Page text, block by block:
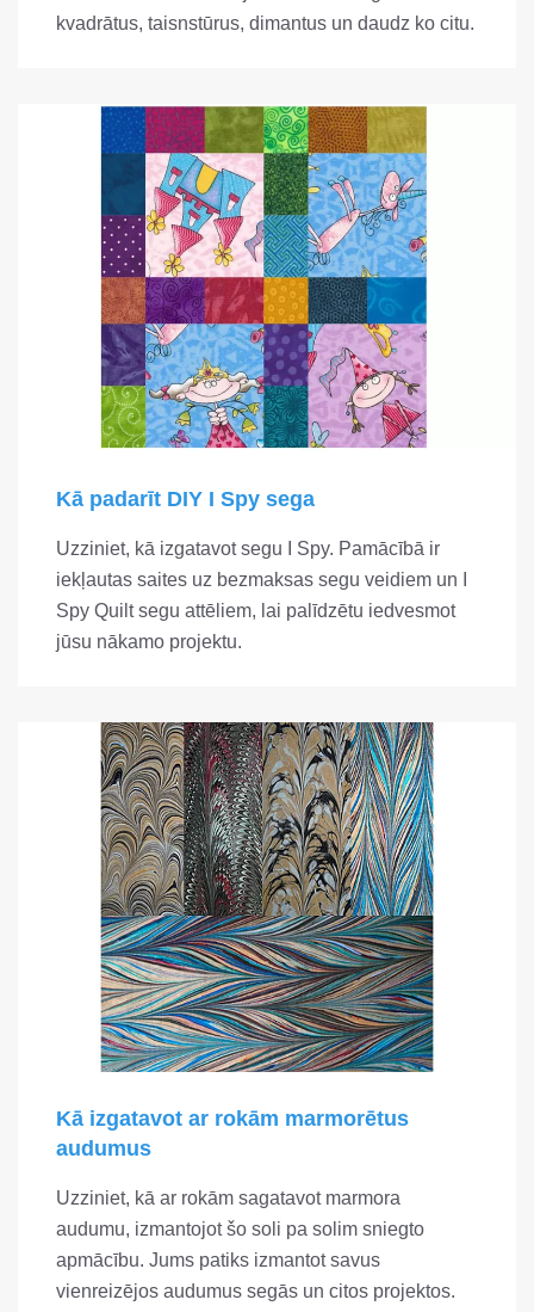
kvadrātus, taisnstūrus, dimantus un daudz ko citu.
Kā padarīt DIY I Spy sega
Uzziniet, kā izgatavot segu I Spy. Pamācībā ir
iekļautas saites uz bezmaksas segu veidiem un I
Spy Quilt segu attēliem, lai palīdzētu iedvesmot
jūsu nākamo projektu.
Kā izgatavot ar rokām marmorētus
audumus
Uzziniet, kā ar rokām sagatavot marmora
audumu, izmantojot šo soli pa solim sniegto
apmācību. Jums patiks izmantot savus
vienreizējos audumus segās un citos projektos.